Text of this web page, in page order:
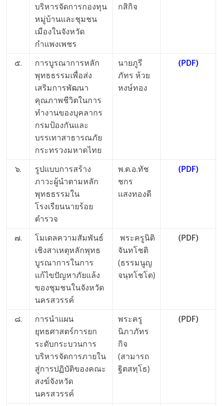
บริหารจัดการกองทุน
หมู่บ้านและชุมชน
เมืองในจังหวัด
กำแพงเพชร
กสิกิจ
๕.
การบูรณาการหลัก
พุทธธรรมเพื่อส่ง
เสริมการพัฒนา
คุณภาพชีวิตในการ
ทำงานของบุคลากร
กรมป้องกันและ
บรรเทาสาธารณภัย
กระทรวงมหาดไทย
นายภูรี
ภัทร ห้วย
หงษ์ทอง
(PDF)
๖.
รูปแบบการสร้าง
ภาวะผู้นำตามหลัก
พุทธธรรมใน
โรงเรียนนายร้อย
ตำรวจ
พ.ต.อ.ทัช
ชกร
แสงทองดี
(PDF)
๗.
โมเดลความสัมพันธ์
เชิงสาเหตุหลักพุทธ
บูรณาการในการ
แก้ไขปัญหาภัยแล้ง
ของชุมชนในจังหวัด
นครสวรรค์
พระครูนิติ
จันทโชติ
(ธรรมนูญ
จนฺทโชโต)
(PDF)
๘.
การนำแผน
ยุทธศาสตร์การยก
ระดับกระบวนการ
บริหารจัดการภายใน
สู่การปฏิบัติของคณะ
สงฆ์จังหวัด
นครสวรรค์
พระครู
นิภาภัทร
กิจ
(สามารถ
ฐิตสทฺโธ)
(PDF)